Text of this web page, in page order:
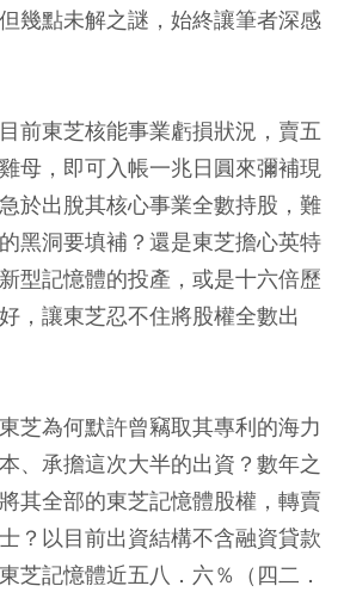
幾點未解之謎，始終讓筆者深感
前東芝核能事業虧損狀況，賣五
母，即可入帳一兆日圓來彌補現
於出脫其核心事業全數持股，難
黑洞要填補？還是東芝擔心英特
型記憶體的投產，或是十六倍歷
，讓東芝忍不住將股權全數出
芝為何默許曾竊取其專利的海力
、承擔這次大半的出資？數年之
其全部的東芝記憶體股權，轉賣
？以目前出資結構不含融資貸款
芝記憶體近五八．六％（四二．